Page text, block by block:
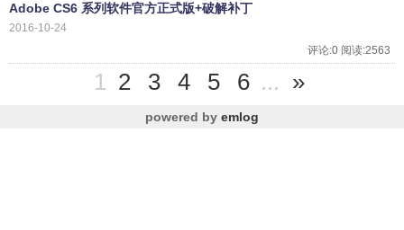
Adobe CS6 系列软件官方正式版+破解补丁
2016-10-24
评论:0 阅读:2563
1 2 3 4 5 6 ... »
powered by emlog